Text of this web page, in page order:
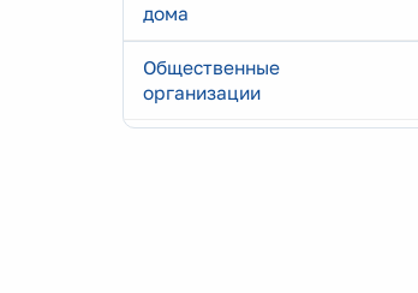
дома
Общественные
организации